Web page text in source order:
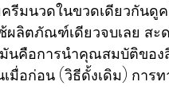
รีมนวดในขวดเดียวกันดู
ลิตภัณฑ์เดียวจบเลย สะ
นคือการนำคุณสมบัติขอ
เมื่อก่อน (วิธีดั้งเดิม) กา